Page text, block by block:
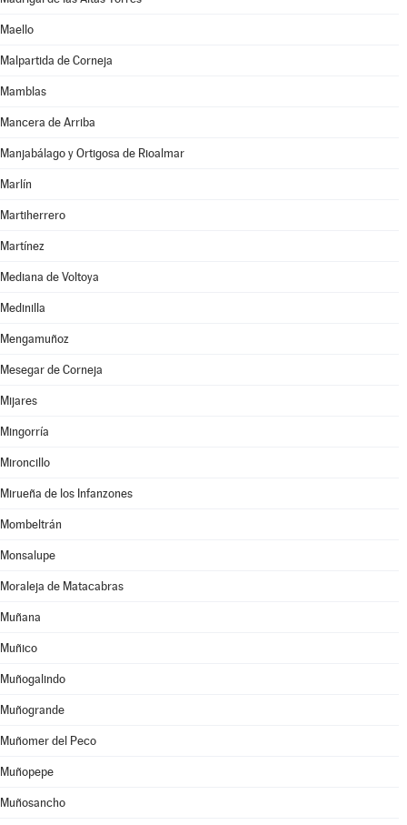
Maello
Malpartida de Corneja
Mamblas
Mancera de Arriba
Manjabálago y Ortigosa de Rioalmar
Marlín
Martiherrero
Martínez
Mediana de Voltoya
Medinilla
Mengamuñoz
Mesegar de Corneja
Mijares
Mingorría
Mironcillo
Mirueña de los Infanzones
Mombeltrán
Monsalupe
Moraleja de Matacabras
Muñana
Muñico
Muñogalindo
Muñogrande
Muñomer del Peco
Muñopepe
Muñosancho